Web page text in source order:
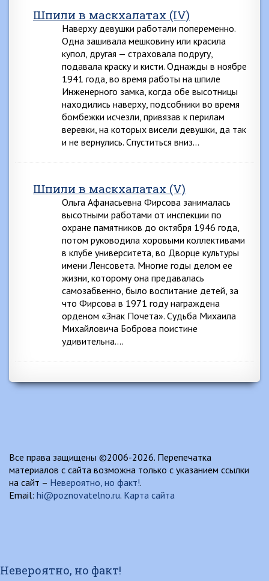
Шпили в маскхалатах (IV)
Наверху девушки работали попеременно.
Одна зашивала мешковину или красила
купол, другая — страховала подругу,
подавала краску и кисти. Однажды в ноябре
1941 года, во время работы на шпиле
Инженерного замка, когда обе высотницы
находились наверху, подсобники во время
бомбежки исчезли, привязав к перилам
веревки, на которых висели девушки, да так
и не вернулись. Спуститься вниз…
Шпили в маскхалатах (V)
Ольга Афанасьевна Фирсова занималась
высотными работами от инспекции по
охране памятников до октября 1946 года,
потом руководила хоровыми коллективами
в клубе университета, во Дворце культуры
имени Ленсовета. Многие годы делом ее
жизни, которому она предавалась
самозабвенно, было воспитание детей, за
что Фирсова в 1971 году награждена
орденом «Знак Почета». Судьба Михаила
Михайловича Боброва поистине
удивительна….
Все права защищены ©2006-2026. Перепечатка
материалов с сайта возможна только с указанием ссылки
на сайт – Невероятно, но факт!.
Email: hi@poznovatelno.ru. Карта сайта
Невероятно, но факт!